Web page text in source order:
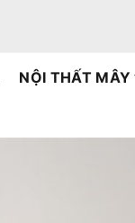
NỘI THẤT MÂY